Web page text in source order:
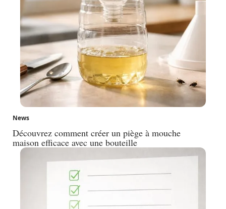
News
Découvrez comment créer un piège à mouche
maison efficace avec une bouteille